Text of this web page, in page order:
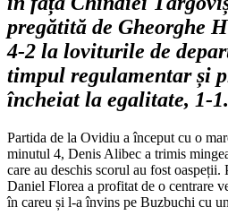
pregătită de Gheorghe
4-2 la loviturile de
timpul regulamentar și
încheiat la egalitate, 1-1.
Partida de la Ovidiu a început cu o
minutul 4, Denis Alibec a trimis
care au deschis scorul au fost oaspeții.
Daniel Florea a profitat de o centrare
în careu și l-a învins pe Buzbuchi cu